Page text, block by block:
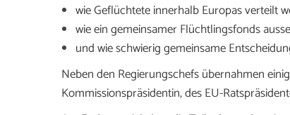
wie Geflüchtete innerhalb Europas verteilt
wie ein gemeinsamer Flüchtlingsfonds
und wie schwierig gemeinsame
Neben den Regierungschefs übernahmen
Kommissionspräsidentin, des EU-